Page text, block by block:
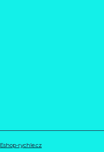
Eshop-rychle.cz